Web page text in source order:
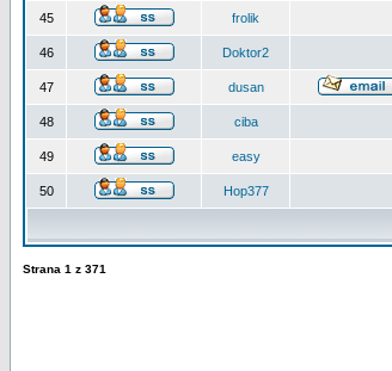
45 frolik
46 Doktor2
47 dusan
48 ciba
49 easy
50 Hop377
Strana 1 z 371